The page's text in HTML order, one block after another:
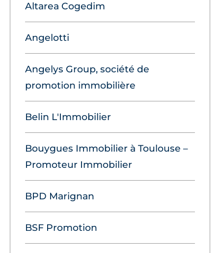
Altarea Cogedim
Angelotti
Angelys Group, société de
promotion immobilière
Belin L'Immobilier
Bouygues Immobilier à Toulouse –
Promoteur Immobilier
BPD Marignan
BSF Promotion